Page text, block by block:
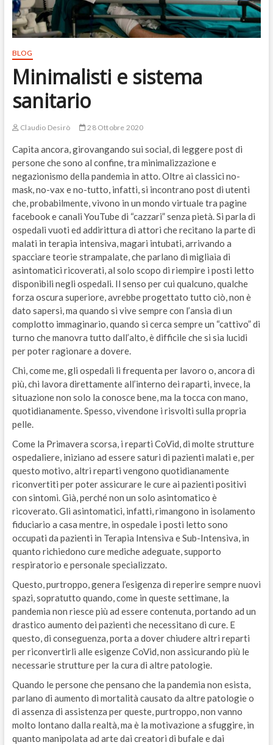
BLOG
Minimalisti e sistema
sanitario
Claudio Desirò 28 Ottobre 2020
Capita ancora, girovangando sui social, di leggere post di
persone che sono al confine, tra minimalizzazione e
negazionismo della pandemia in atto. Oltre ai classici no-
mask, no-vax e no-tutto, infatti, si incontrano post di utenti
che, probabilmente, vivono in un mondo virtuale tra pagine
facebook e canali YouTube di “cazzari” senza pietà. Si parla di
ospedali vuoti ed addirittura di attori che recitano la parte di
malati in terapia intensiva, magari intubati, arrivando a
spacciare teorie strampalate, che parlano di migliaia di
asintomatici ricoverati, al solo scopo di riempire i posti letto
disponibili negli ospedali. Il senso per cui qualcuno, qualche
forza oscura superiore, avrebbe progettato tutto ciò, non è
dato sapersi, ma quando si vive sempre con l’ansia di un
complotto immaginario, quando si cerca sempre un “cattivo” di
turno che manovra tutto dall’alto, è difficile che si sia lucidi
per poter ragionare a dovere.
Chi, come me, gli ospedali li frequenta per lavoro o, ancora di
più, chi lavora direttamente all’interno dei raparti, invece, la
situazione non solo la conosce bene, ma la tocca con mano,
quotidianamente. Spesso, vivendone i risvolti sulla propria
pelle.
Come la Primavera scorsa, i reparti CoVid, di molte strutture
ospedaliere, iniziano ad essere saturi di pazienti malati e, per
questo motivo, altri reparti vengono quotidianamente
riconvertiti per poter assicurare le cure ai pazienti positivi
con sintomi. Già, perché non un solo asintomatico è
ricoverato. Gli asintomatici, infatti, rimangono in isolamento
fiduciario a casa mentre, in ospedale i posti letto sono
occupati da pazienti in Terapia Intensiva e Sub-Intensiva, in
quanto richiedono cure mediche adeguate, supporto
respiratorio e personale specializzato.
Questo, purtroppo, genera l’esigenza di reperire sempre nuovi
spazi, sopratutto quando, come in queste settimane, la
pandemia non riesce più ad essere contenuta, portando ad un
drastico aumento dei pazienti che necessitano di cure. E
questo, di conseguenza, porta a dover chiudere altri reparti
per riconvertirli alle esigenze CoVid, non assicurando più le
necessarie strutture per la cura di altre patologie.
Quando le persone che pensano che la pandemia non esista,
parlano di aumento di mortalità causato da altre patologie o
di assenza di assistenza per queste, purtroppo, non vanno
molto lontano dalla realtà, ma è la motivazione a sfuggire, in
quanto manipolata ad arte dai creatori di bufale e dai